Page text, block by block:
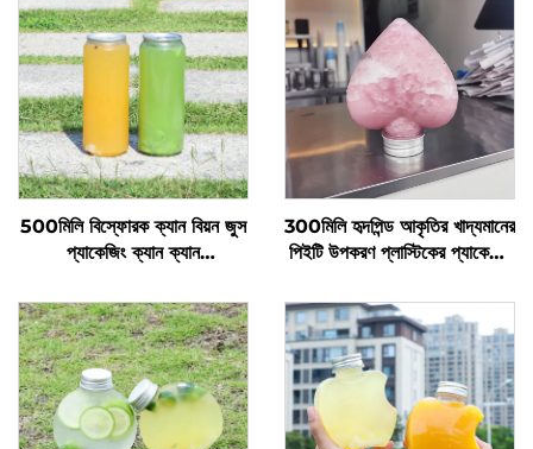
500মিলি বিস্ফোরক ক্যান বিয়ন জুস
প্যাকেজিং ক্যান ক্যান
300মিলি হৃদপিন্ড আকৃতির খাদ্যমানের
পিইটি উপকরণ প্লাস্টিকের প্যাকেজিং
পারে গরম বিক্রয়